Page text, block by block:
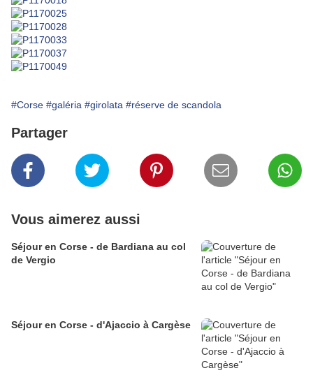
#Corse #galéria #girolata #réserve de scandola
Partager
Vous aimerez aussi
Séjour en Corse - de Bardiana au col
de Vergio
Séjour en Corse - d'Ajaccio à Cargèse